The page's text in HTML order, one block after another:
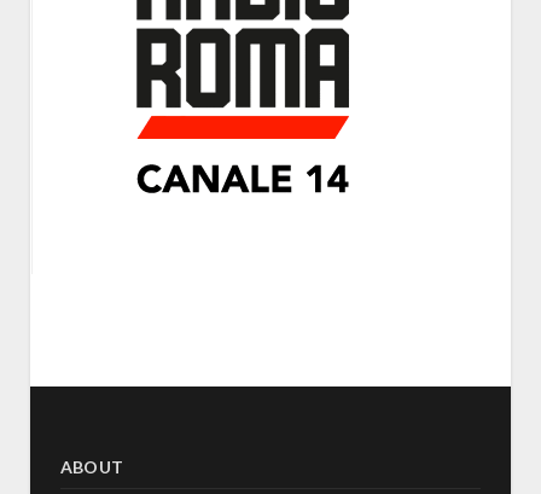
ABOUT